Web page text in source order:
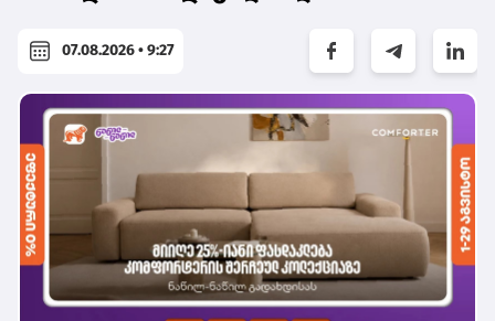
07.08.2026 • 9:27